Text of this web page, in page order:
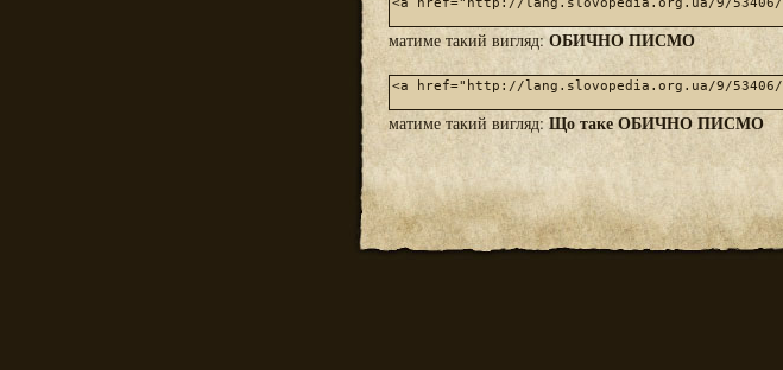
матиме такий вигляд:ОБИЧНО ПИСМО
матиме такий вигляд: Що таке ОБИЧНО ПИСМО